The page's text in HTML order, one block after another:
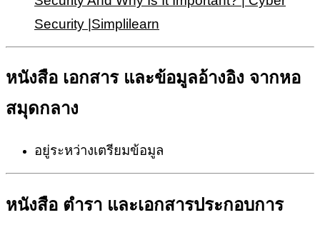
Security |Simplilearn
หนังสือ เอกสาร และข้อมูลอ้างอิง จากหอ
สมุดกลาง
อยู่ระหว่างเตรียมข้อมูล
หนังสือ ตำรา และเอกสารประกอบการ